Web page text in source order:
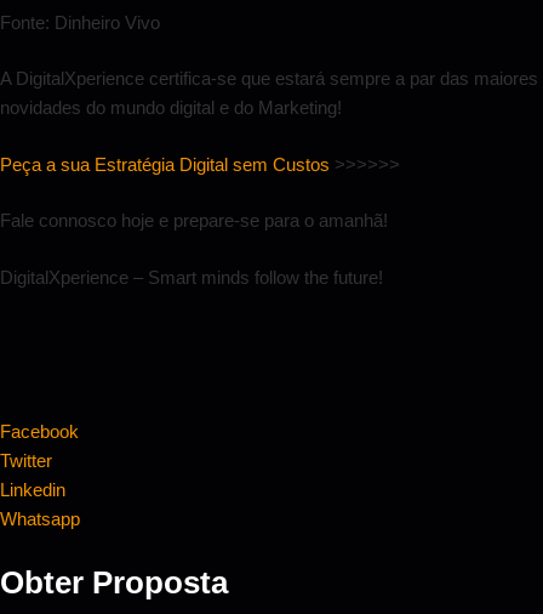
Fonte: Dinheiro Vivo
A DigitalXperience certifica-se que estará sempre a par das maiores
novidades do mundo digital e do Marketing!
Peça a sua Estratégia Digital sem Custos >>>>>>
Fale connosco hoje e prepare-se para o amanhã!
DigitalXperience – Smart minds follow the future!
Facebook
Twitter
Linkedin
Whatsapp
Obter Proposta